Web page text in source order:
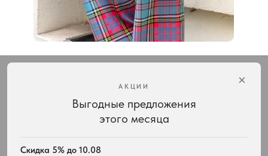
×
АКЦИИ
Выгодные предложения
этого месяца
Скидка 5% до 10.08
Интернет-магазин украшений Vivienne Westwood с доставкой по всей России
Весь ассортимент